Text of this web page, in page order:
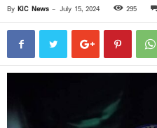
By KIC News - July 15, 2024 295